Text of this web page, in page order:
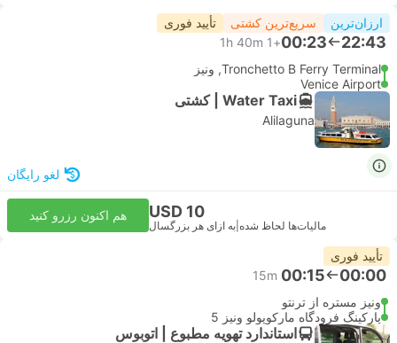
ارزان‌ترین سریع‌ترین کشتی تأیید فوری
22:43
00:23
+1
1h 40m
Tronchetto B Ferry Terminal, ونیز
Venice Airport
Water Taxi | کشتی
Alilaguna
لغو رایگان
USD 10
مالیات‌ها لحاظ شده به ازای هر بزرگسال
هم اکنون رزرو کنید
تأیید فوری
00:00
00:15
15m
ونیز مستره از ترنتو
پارکینگ فرودگاه مارکوپولو ونیز 5
استاندارد تهویه مطبوع | اتوبوس